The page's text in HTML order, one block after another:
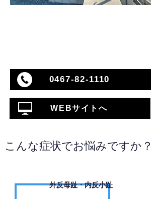
0467-82-1110
WEBサイトへ
こんな症状でお悩みですか？
外反母趾・内反小趾